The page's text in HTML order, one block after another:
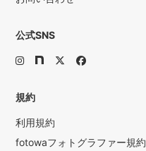
公式SNS
規約
利用規約
fotowaフォトグラファー規約